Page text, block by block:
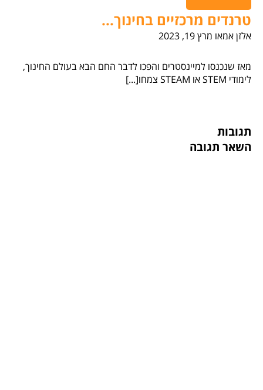
טרנדים מרכזיים בחינוך...
אלזן אמאו מרץ 19, 2023
מאז שנכנסו למיינסטרים והפכו לדבר החם הבא בעולם החינוך,
לימודי STEM או STEAM צמחו[...]
תגובות
השאר תגובה